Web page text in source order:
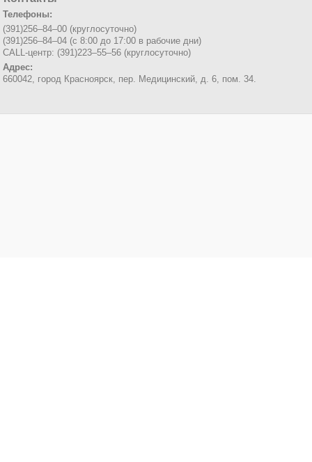
Телефоны:
(391)256–84–00 (круглосуточно)
(391)256–84–04 (с 8:00 до 17:00 в рабочие дни)
CALL-центр: (391)223–55–56 (круглосуточно)
Адрес:
660042, город Красноярск, пер. Медицинский, д. 6, пом. 34.